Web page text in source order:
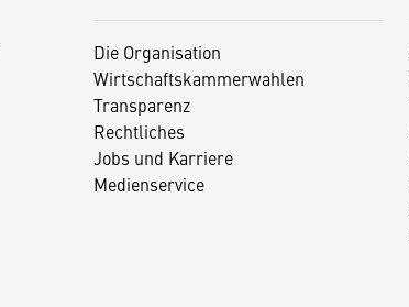
Die Organisation
Wirtschaftskammerwahlen
Transparenz
Rechtliches
Jobs und Karriere
Medienservice